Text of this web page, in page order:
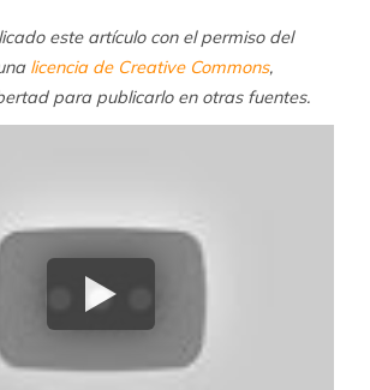
este artículo con el permiso del
licencia de Creative Commons,
para publicarlo en otras fuentes.